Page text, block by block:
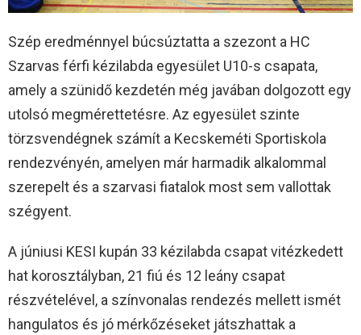
Szép eredménnyel búcsúztatta a szezont a HC
Szarvas férfi kézilabda egyesület U10-s csapata,
amely a szünidő kezdetén még javában dolgozott egy
utolsó megmérettetésre. Az egyesület szinte
törzsvendégnek számít a Kecskeméti Sportiskola
rendezvényén, amelyen már harmadik alkalommal
szerepelt és a szarvasi fiatalok most sem vallottak
szégyent.
A júniusi KESI kupán 33 kézilabda csapat vitézkedett
hat korosztályban, 21 fiú és 12 leány csapat
részvételével, a színvonalas rendezés mellett ismét
hangulatos és jó mérkőzéseket játszhattak a